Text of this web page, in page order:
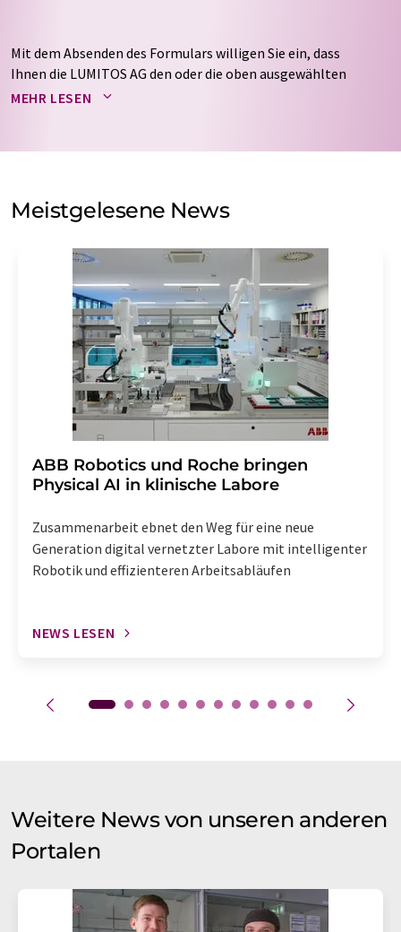
Mit dem Absenden des Formulars willigen Sie ein, dass
Ihnen die LUMITOS AG den oder die oben ausgewählten
Newsletter per E-Mail zusendet. Ihre Daten werden
auf Basis unsererDatenschutzerklärung. LUMITOS darf
Meinungsforschung per E-Mail kontaktieren. Ihre
Einwilligung können Sie jederzeit ohne Angabe von
Str. 2, 12489 Berlin oder per E-Mail unter
widerruf@lumitos.commit Wirkung für die Zukunft
widerrufen. Zudem ist in jeder E-Mail ein Link zur
Abbestellung des entsprechenden Newsletters
enthalten.
MEHR LESEN
Meistgelesene News
​​​​​​​ABB Robotics und Roche bringen
Physical AI in klinische Labore
Zusammenarbeit ebnet den Weg für eine neue
Generation digital vernetzter Labore mit intelligenter
Robotik und effizienteren Arbeitsabläufen
NEWS LESEN
Weitere News von unseren anderen
Portalen